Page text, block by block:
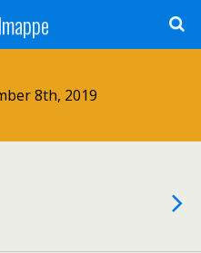
8th, 2019